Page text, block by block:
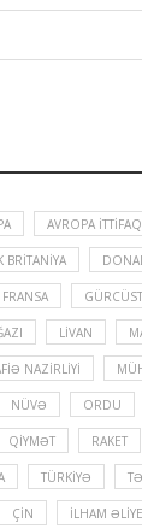
AVROPA
BRITANIYA
FRANSA
LIVAN
NAZIRLIYI
NÜVƏ ORDU
QIYMƏT RAKET
TÜRKIYƏ
ÇIN İLHAM